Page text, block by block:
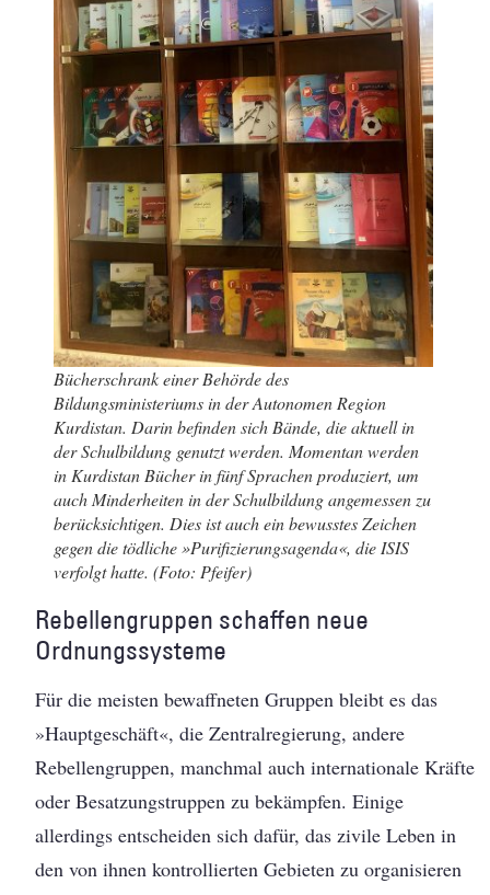
Bücherschrank einer Behörde des
Bildungsministeriums in der Autonomen Region
Kurdistan. Darin befinden sich Bände, die aktuell in
der Schulbildung genutzt werden. Momentan werden
in Kurdistan Bücher in fünf Sprachen produziert, um
auch Minderheiten in der Schulbildung angemessen zu
berücksichtigen. Dies ist auch ein bewusstes Zeichen
gegen die tödliche »Purifizierungsagenda«, die ISIS
verfolgt hatte. (Foto: Pfeifer)
Rebellengruppen schaffen neue
Ordnungssysteme
Für die meisten bewaffneten Gruppen bleibt es das
»Hauptgeschäft«, die Zentralregierung, andere
Rebellengruppen, manchmal auch internationale Kräfte
oder Besatzungstruppen zu bekämpfen. Einige
allerdings entscheiden sich dafür, das zivile Leben in
den von ihnen kontrollierten Gebieten zu organisieren